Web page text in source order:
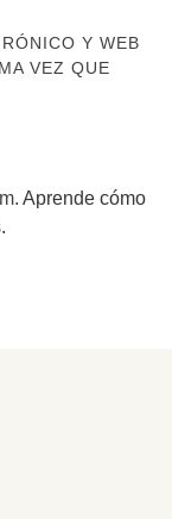
Y WEB
VEZ QUE
Aprende cómo